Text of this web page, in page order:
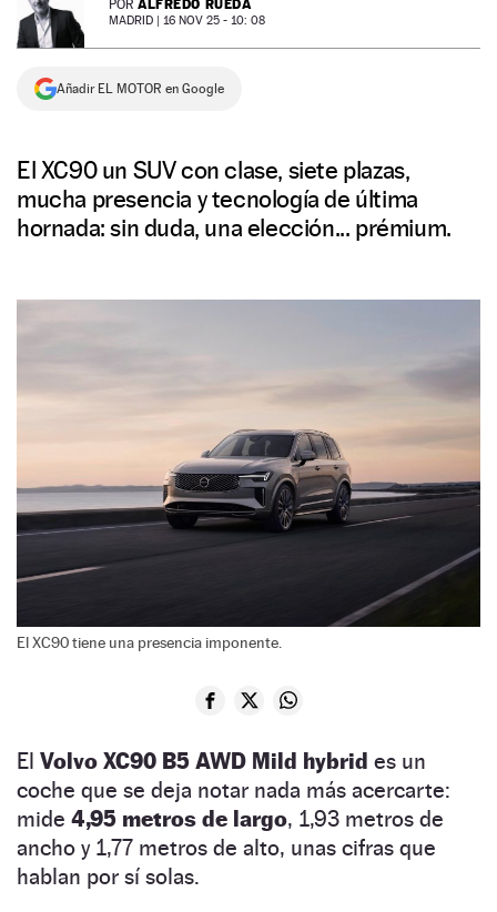
NEWSLETTER
SÍGUENOS
POR ALFREDO RUEDA
MADRID | 16 NOV 25 - 10: 08
Añadir EL MOTOR en Google
El XC90 un SUV con clase, siete plazas,
mucha presencia y tecnología de última
hornada: sin duda, una elección... prémium.
El XC90 tiene una presencia imponente.
El Volvo XC90 B5 AWD Mild hybrid es un
coche que se deja notar nada más acercarte:
mide 4,95 metros de largo, 1,93 metros de
ancho y 1,77 metros de alto, unas cifras que
hablan por sí solas.